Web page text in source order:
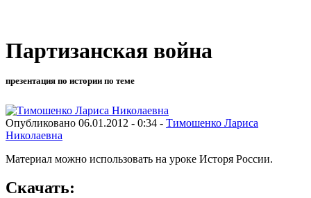
Партизанская война
презентация по истории по теме
Опубликовано 06.01.2012 - 0:34 - Тимошенко Лариса
Николаевна
Материал можно использовать на уроке Исторя России.
Скачать: